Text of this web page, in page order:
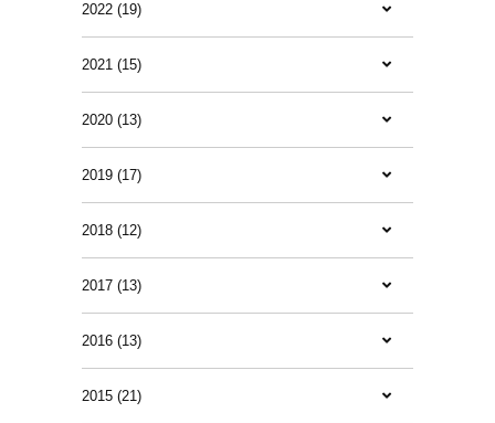
2022 (19)
2021 (15)
2020 (13)
2019 (17)
2018 (12)
2017 (13)
2016 (13)
2015 (21)